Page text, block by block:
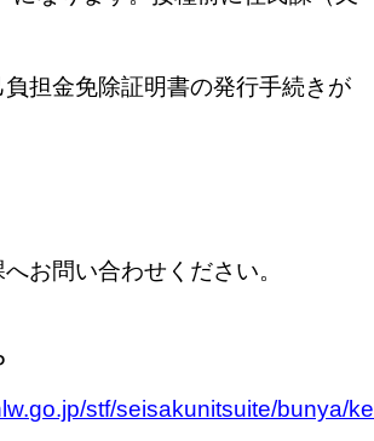
担金免除証明書の発行手続きが
お問い合わせください。
stf/seisakunitsuite/bunya/